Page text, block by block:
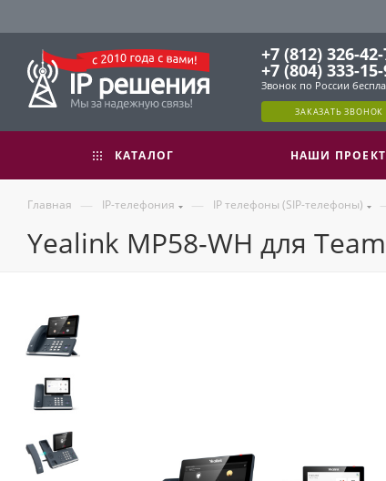
+7 (812) 326-
+7 (804) 333-
Звонок по России
ЗАКАЗАТЬ ЗВОНОК
КАТАЛОГ НАШИ
Главная — IP-телефония — IP телефоны (SIP-телефоны)
Yealink MP58-WH для